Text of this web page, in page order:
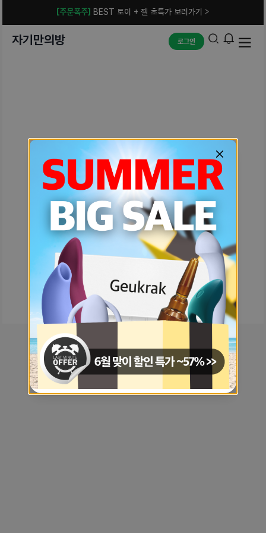
[주문폭주] BEST 토이 + 젤 초특가 보러가기 >
자기만의방 로그인
예상치 못한 에러입니다.